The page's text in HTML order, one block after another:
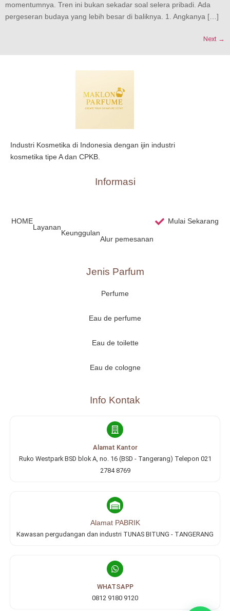
momentumnya. Tren ini bukan sekadar soal selera pribadi. Ada
pergeseran budaya yang lebih besar di baliknya. 1. Angkanya […]
Next →
Industri Kosmetika di Indonesia dengan ijin industri
kosmetika tipe A dan CPKB.
Informasi
HOME
Layanan
Keunggulan
Alur pemesanan
Mulai Sekarang
Jenis Parfum
Perfume
Eau de perfume
Eau de toilette
Eau de cologne
Info Kontak
Alamat Kantor
Ruko Westpark BSD blok A, no. 16 (BSD - Tangerang) Telepon 021
2784 8769
Alamat PABRIK
Kawasan pergudangan dan industri TUNAS BITUNG - TANGERANG
WHATSAPP
0812 9180 9120